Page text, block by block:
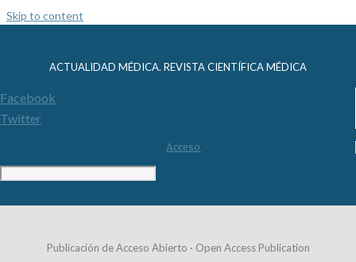
Skip to content
ACTUALIDAD MÉDICA. REVISTA CIENTÍFICA MÉDICA
Facebook
Twitter
Acceso
Publicación de Acceso Abierto · Open Access Publication